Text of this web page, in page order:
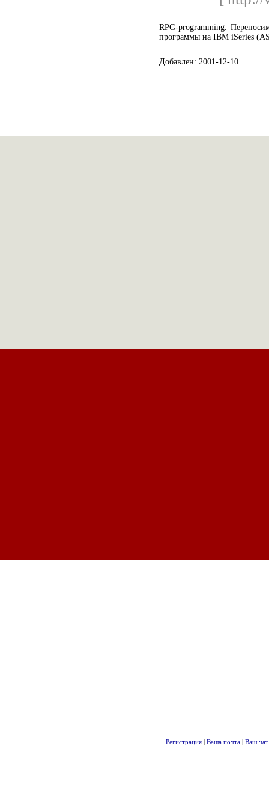
RPG-programming.
программы на IBM iSeries
Добавлен: 2001-12-10
Регистрация | Ваша почта | Ваш чат